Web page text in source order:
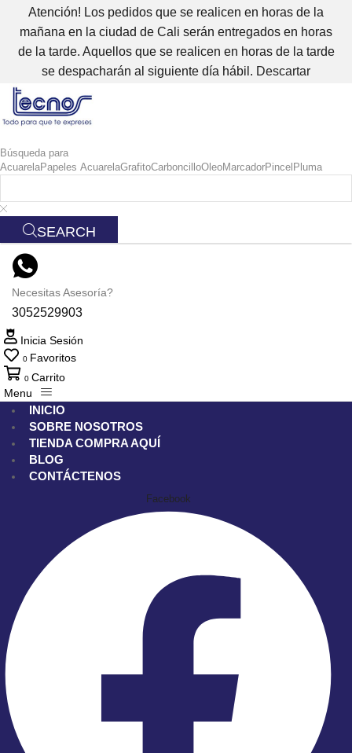
Atención! Los pedidos que se realicen en horas de la
mañana en la ciudad de Cali serán entregados en horas
de la tarde. Aquellos que se realicen en horas de la tarde
se despacharán al siguiente día hábil. Descartar
Búsqueda para
AcuarelaPapeles AcuarelaGrafitoCarboncilloOleoMarcadorPincel Pluma
SEARCH
Necesitas Asesoría?
3052529903
Inicia Sesión
0 Favoritos
0 Carrito
Menu
INICIO
SOBRE NOSOTROS
TIENDA COMPRA AQUÍ
BLOG
CONTÁCTENOS
Facebook